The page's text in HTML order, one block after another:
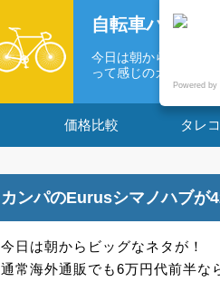
自転車パーツ
今日は朝からビッグ
って感じのカ...
価格比較 タレ
カンパのEurusシマノハブが
今日は朝からビッグなネタが！
通常海外通販でも6万円代前半な
Powered by